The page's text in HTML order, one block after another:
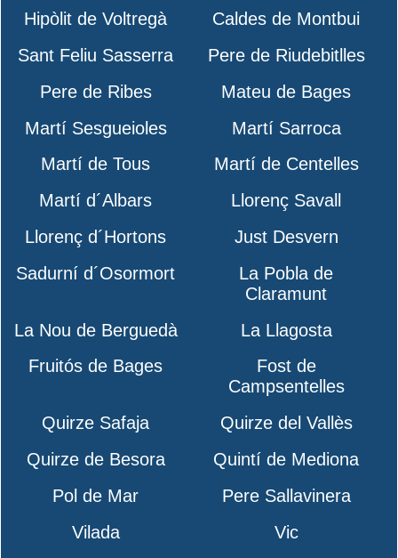
Hipòlit de Voltregà
Caldes de Montbui
Sant Feliu Sasserra
Pere de Riudebitlles
Pere de Ribes
Mateu de Bages
Martí Sesgueioles
Martí Sarroca
Martí de Tous
Martí de Centelles
Martí d´Albars
Llorenç Savall
Llorenç d´Hortons
Just Desvern
Sadurní d´Osormort
La Pobla de
Claramunt
La Nou de Berguedà
La Llagosta
Fruitós de Bages
Fost de
Campsentelles
Quirze Safaja
Quirze del Vallès
Quirze de Besora
Quintí de Mediona
Pol de Mar
Pere Sallavinera
Vilada
Vic